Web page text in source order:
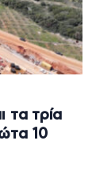
τα τρία
10